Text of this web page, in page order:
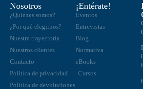
Nosotros
¿Quiénes somos?
¿Por qué elegirnos?
Nuestra trayectoria
Nuestros clientes
Contacto
Política de privacidad
Política de devoluciones
¡Entérate!
Eventos
Entrevistas
Blog
Normativa
eBooks
Cursos